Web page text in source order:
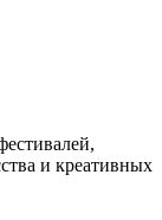
и креативных